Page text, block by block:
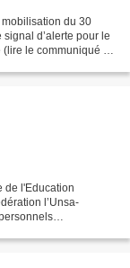
mobilisation du 30
d’alerte pour le
le communiqué de
de l'Education
l’Unsa-